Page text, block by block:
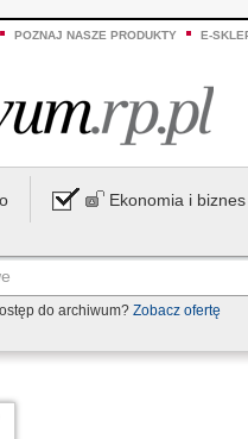
POZNAJ NASZE PRODUKTY E-
Ekonomia i biznes
do archiwum? Zobacz ofertę